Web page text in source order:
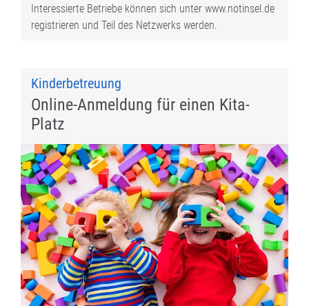
Interessierte Betriebe können sich unter www.notinsel.de
registrieren und Teil des Netzwerks werden.
Kinderbetreuung
Online-Anmeldung für einen Kita-
Platz